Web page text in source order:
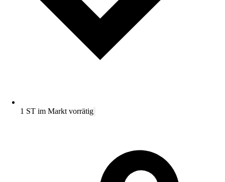
1 ST im Markt vorrätig